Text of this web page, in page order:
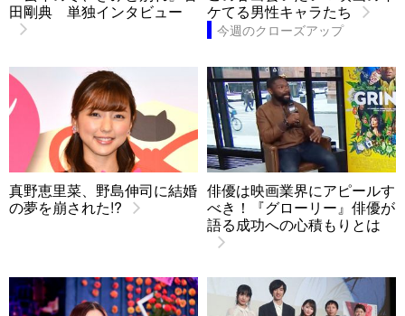
田剛典 単独インタビュー
ケてる男性キャラたち
今週のクローズアップ
真野恵里菜、野島伸司に結婚
の夢を崩された!?
俳優は映画業界にアピールす
べき！『グローリー』俳優が
語る成功への心積もりとは